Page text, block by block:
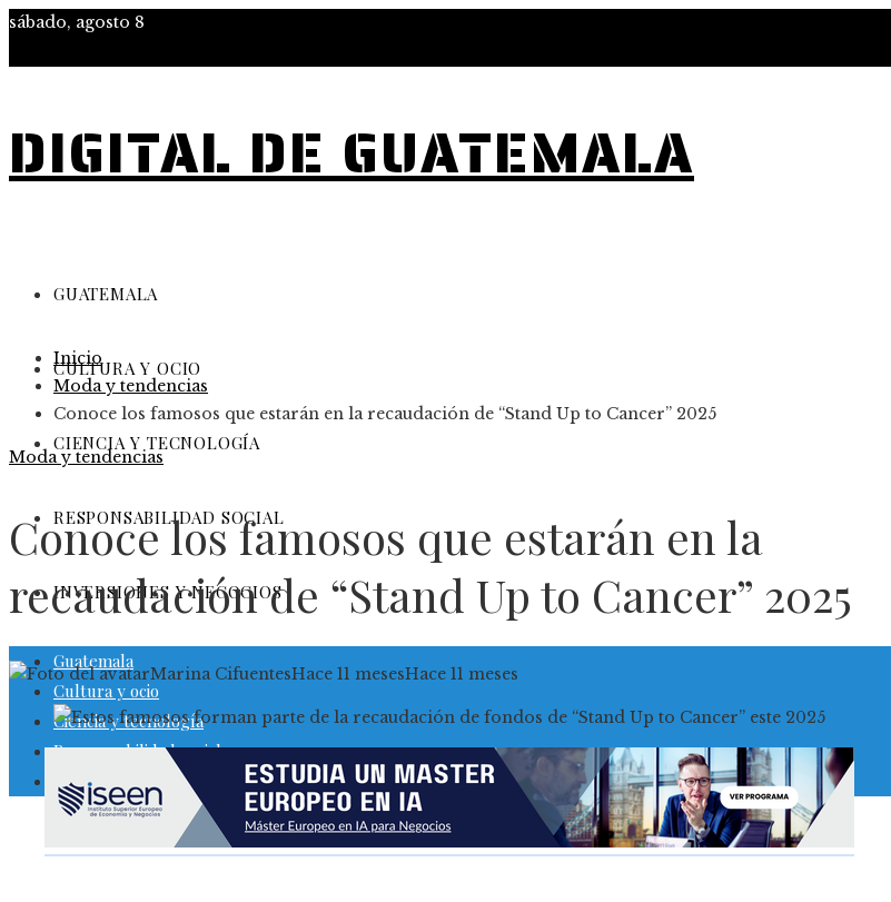
sábado, agosto 8
DIGITAL DE GUATEMALA
GUATEMALA
CULTURA Y OCIO
CIENCIA Y TECNOLOGÍA
RESPONSABILIDAD SOCIAL
INVERSIONES Y NEGOCIOS
Guatemala
Cultura y ocio
Ciencia y tecnología
Responsabilidad social
Inversiones y negocios
Inicio
Moda y tendencias
Conoce los famosos que estarán en la recaudación de “Stand Up to Cancer” 2025
Moda y tendencias
Conoce los famosos que estarán en la
recaudación de “Stand Up to Cancer” 2025
Marina CifuentesHace 11 mesesHace 11 meses